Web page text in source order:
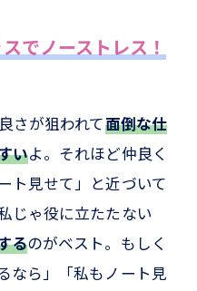
でノーストレス！
さが狙われて面倒な仕
いよ。それほど仲良く
ト見せて」と近づいて
じゃ役に立たたない
るのがベスト。もしく
なら」「私もノート見